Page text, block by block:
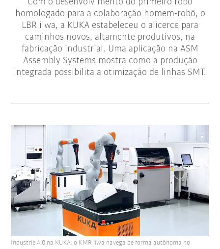
Com o desenvolvimento do primeiro robô
homologado para a colaboração homem-robô, o
LBR iiwa, a KUKA estabeleceu o alicerce para
caminhos novos, altamente produtivos, na
fabricação industrial. Uma aplicação na ASM
Assembly Systems mostra como a produção
integrada possibilita a otimização de linhas SMT.
Industrie 4.0 na KUKA: o KMR iiwa navega de forma autônoma no